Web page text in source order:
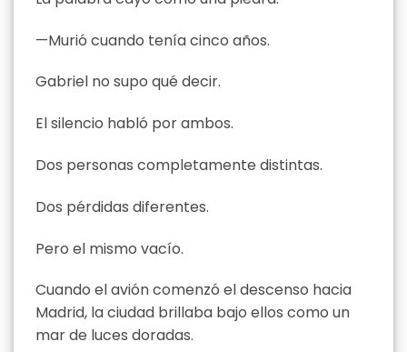
—Murió cuando tenía cinco años.
Gabriel no supo qué decir.
El silencio habló por ambos.
Dos personas completamente distintas.
Dos pérdidas diferentes.
Pero el mismo vacío.
Cuando el avión comenzó el descenso hacia
Madrid, la ciudad brillaba bajo ellos como un
mar de luces doradas.